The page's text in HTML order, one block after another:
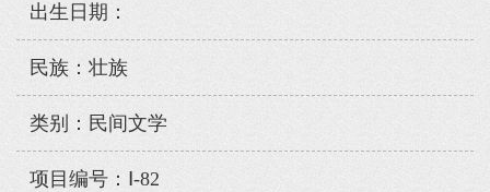
出生日期：
民族：壮族
类别：民间文学
项目编号：Ⅰ-82